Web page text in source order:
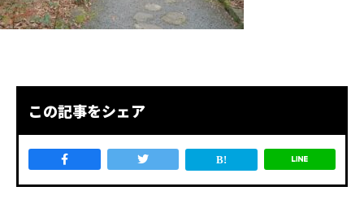
この記事をシェア